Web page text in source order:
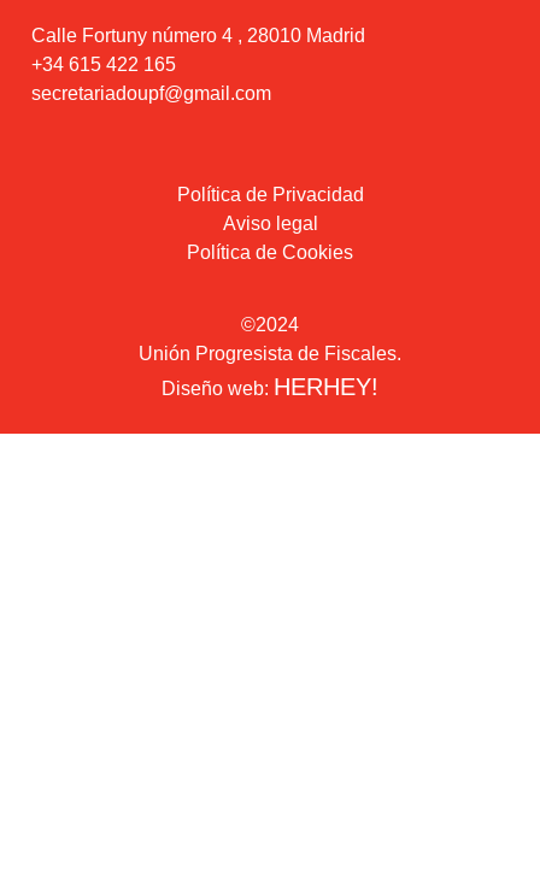
Calle Fortuny número 4 , 28010 Madrid
+34 615 422 165
secretariadoupf@gmail.com
Política de Privacidad
Aviso legal
Política de Cookies
©2024
Unión Progresista de Fiscales.
Diseño web: HERHEY!